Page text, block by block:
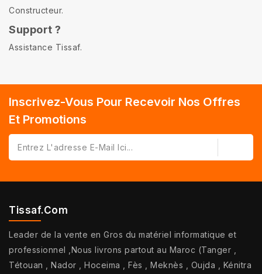
Constructeur.
Support ?
Assistance Tissaf.
Inscrivez-Vous Pour Recevoir Nos Offres
Et Promotions
Tissaf.com
Leader de la vente en Gros du matériel informatique et
professionnel ,Nous livrons partout au Maroc (Tanger ,
Tétouan , Nador , Hoceima , Fès , Meknès , Oujda , Kénitra